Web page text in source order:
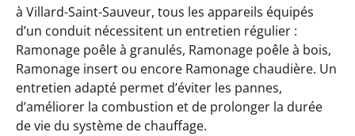
à Villard-Saint-Sauveur, tous les appareils équipés
d’un conduit nécessitent un entretien régulier :
Ramonage poêle à granulés, Ramonage poêle à bois,
Ramonage insert ou encore Ramonage chaudière. Un
entretien adapté permet d’éviter les pannes,
d’améliorer la combustion et de prolonger la durée
de vie du système de chauffage.